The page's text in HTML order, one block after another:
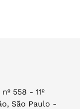
558 - 11º
São Paulo -